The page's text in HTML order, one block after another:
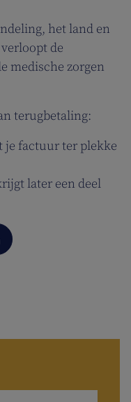
het land en
de
medische zorgen
terugbetaling:
je factuur ter plekke
later een deel